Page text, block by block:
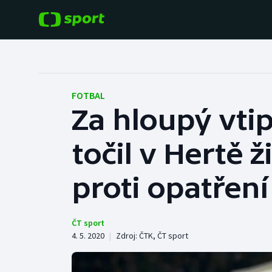
Hokej
Tenis
Cyklistika
Baseball a softbal
Basketbal
Biatlon
FOTBAL
Za hloupý
točil v Hertě
proti opatření
ČT sport
4. 5. 2020 | Zdroj: ČTK, ČT sport